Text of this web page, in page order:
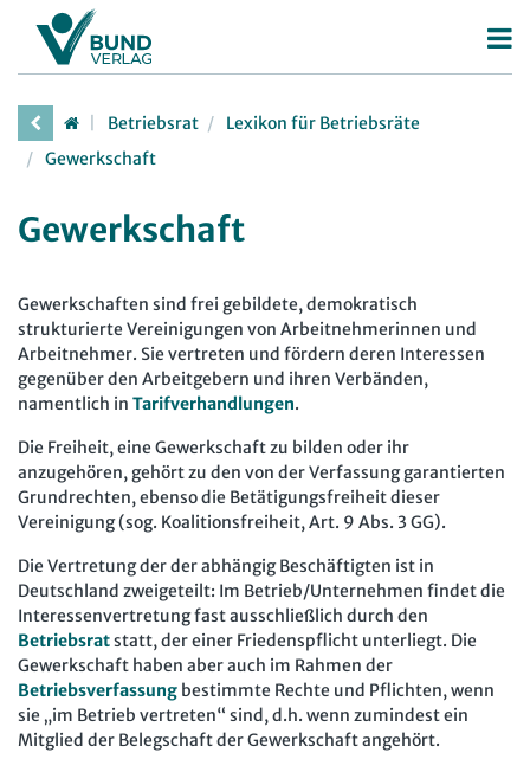
Betriebsrat
Betriebsratswahl
Mitbestimmung
Beschäftigtendatenschutz
Deutscher Betriebsrätepreis
Mitbestimmungskompass
Personalrat
Deutscher Personalräte-Preis
Personalvertretungsrecht
TVöD | TV-L
Arbeitsschutz
Beschäftigtendatenschutz
JAV
Arbeit in der JAV
SBV
Arbeit in der SBV
MAV
Arbeit in der MAV
Bücher
Zeitschriften
Betriebsrat
Lexikon für Betriebsräte
Gewerkschaft
Gewerkschaft
Gewerkschaften sind frei gebildete, demokratisch
strukturierte Vereinigungen von Arbeitnehmerinnen und
Arbeitnehmer. Sie vertreten und fördern deren Interessen
gegenüber den Arbeitgebern und ihren Verbänden,
namentlich in Tarifverhandlungen.
Die Freiheit, eine Gewerkschaft zu bilden oder ihr
anzugehören, gehört zu den von der Verfassung garantierten
Grundrechten, ebenso die Betätigungsfreiheit dieser
Vereinigung (sog. Koalitionsfreiheit, Art. 9 Abs. 3 GG).
Die Vertretung der der abhängig Beschäftigten ist in
Deutschland zweigeteilt: Im Betrieb/Unternehmen findet die
Interessenvertretung fast ausschließlich durch den
Betriebsratstatt, der einer Friedenspflicht unterliegt. Die
Gewerkschaft haben aber auch im Rahmen der
Betriebsverfassung bestimmte Rechte und Pflichten, wenn
sie „im Betrieb vertreten“ sind, d.h. wenn zumindest ein
Mitglied der Belegschaft der Gewerkschaft angehört.